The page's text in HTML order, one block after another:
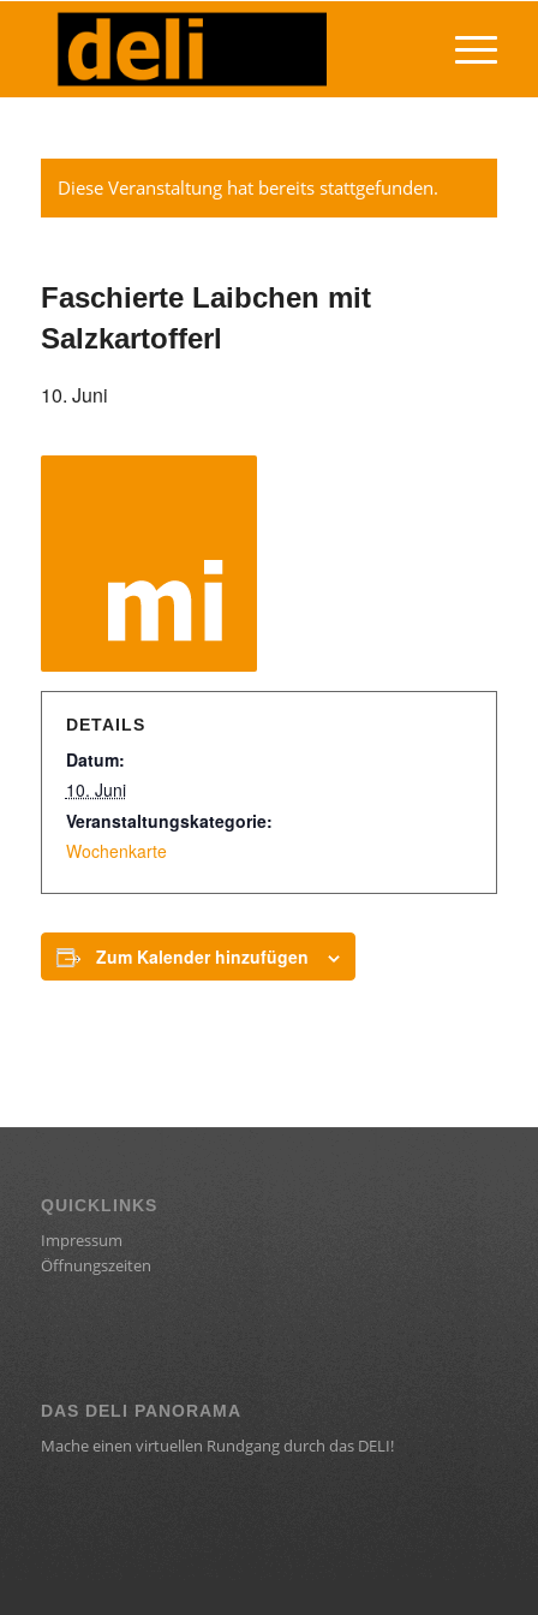
Diese Veranstaltung hat bereits stattgefunden.
Faschierte Laibchen mit
Salzkartofferl
10. Juni
DETAILS
Datum:
10. Juni
Veranstaltungskategorie:
Wochenkarte
Zum Kalender hinzufügen
QUICKLINKS
Impressum
Öffnungszeiten
DAS DELI PANORAMA
Mache einen virtuellen Rundgang durch das DELI!